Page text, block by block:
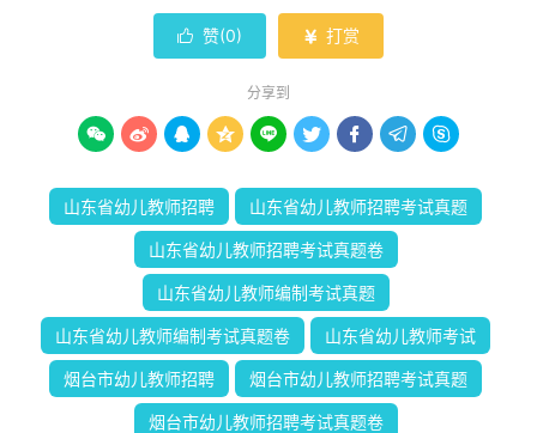
 赞(0)  打赏
分享到
        
山东省幼儿教师招聘 山东省幼儿教师招聘考试真题
山东省幼儿教师招聘考试真题卷
山东省幼儿教师编制考试真题
山东省幼儿教师编制考试真题卷 山东省幼儿教师考试
烟台市幼儿教师招聘 烟台市幼儿教师招聘考试真题
烟台市幼儿教师招聘考试真题卷